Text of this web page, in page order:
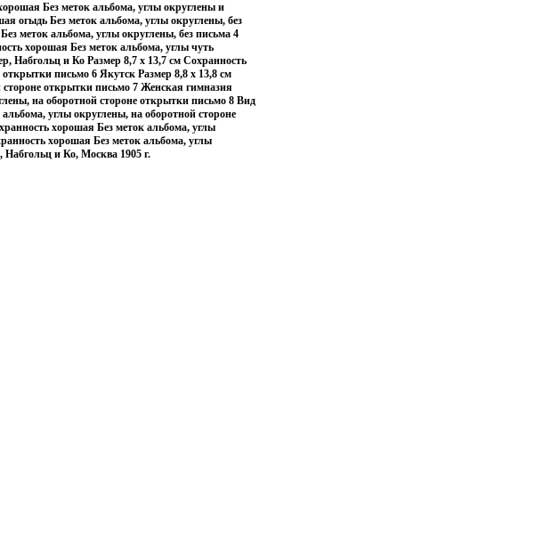
Без меток альбома, углы округлены и
огыдь Без меток альбома, углы округлены, без
меток альбома, углы округлены, без письма 4
хорошая Без меток альбома, углы чуть
Набгольц и Ко Размер 8,7 х 13,7 см Сохранность
письмо 6 Якутск Размер 8,8 х 13,8 см
открытки письмо 7 Женская гимназия
на оборотной стороне открытки письмо 8 Вид
углы округлены, на оборотной стороне
хорошая Без меток альбома, углы
хорошая Без меток альбома, углы
и Ко, Москва 1905 г.